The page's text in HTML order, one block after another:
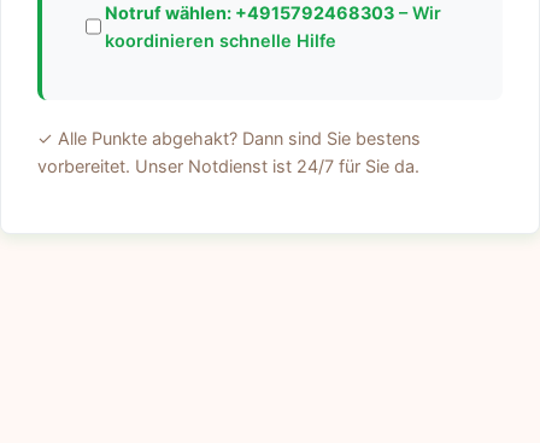
Notruf wählen: +4915792468303– Wir
koordinieren schnelle Hilfe
✓ Alle Punkte abgehakt? Dann sind Sie bestens
vorbereitet. Unser Notdienst ist 24/7 für Sie da.